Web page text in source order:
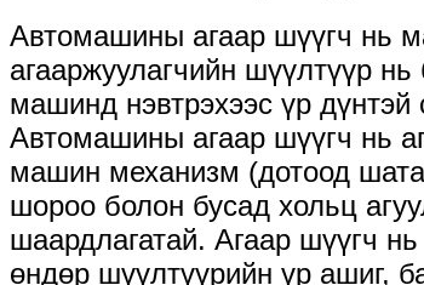
Автомашины агаар шүүгч нь
агааржуулагчийн шүүлтүүр
машинд нэвтрэхээс үр дүнтэй
Автомашины агаар шүүгч нь
машин механизм (дотоод
шороо болон бусад хольц
шаардлагатай. Агаар шүүгч
өндөр шүүлтүүрийн үр ашиг,